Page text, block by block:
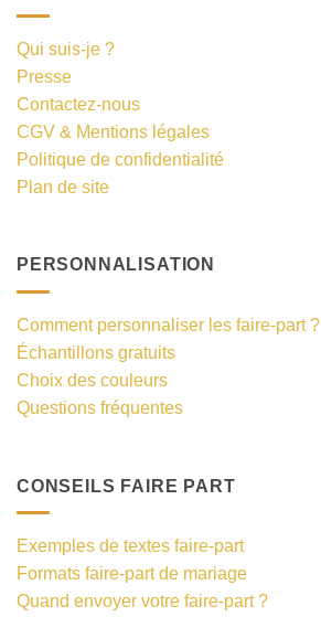
Qui suis-je ?
Presse
Contactez-nous
CGV & Mentions légales
Politique de confidentialité
Plan de site
PERSONNALISATION
Comment personnaliser les faire-part ?
Échantillons gratuits
Choix des couleurs
Questions fréquentes
CONSEILS FAIRE PART
Exemples de textes faire-part
Formats faire-part de mariage
Quand envoyer votre faire-part ?